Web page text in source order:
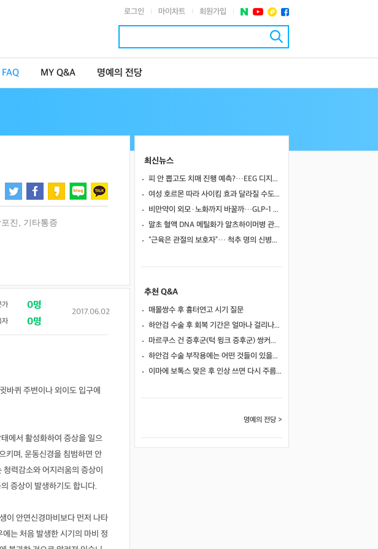
로그인 마이차트 회원가입
FAQ MY Q&A 명예의 전당
진 기타통증
가 0명
자 0명
2017.06.02
바퀴 주변이나 외이도 입구에
에서 활성화하여 증상을 일으
키며, 운동신경을 침범하면 안
력감소와 어지러움의 증상이
증상이 발생하기도 합니다.
이 안면신경마비보다 먼저 나타
는 처음 발생한 시기의 마비 정
최신뉴스
피 안 뽑고도 치매 진행 예측?…EEG 디지털 트윈, 기존 바이오마커만큼 정확했다
여성 호르몬 따라 사이킴 효과 달라질 수도…에스트로겐·프로게스테론이 약효·부작용 변동에 관여할 가능성
비만약이 외모·노화까지 바꿀까…GLP-1 계열의 60~80% 간지방 감소
말초 혈액 DNA 메틸화가 알츠하이머병 관련 뇌영상·인지 지표와 연관될까
“근육은 관절의 보호자”… 척추 명의 신병준 교수가 말하는 하체 근육의 힘 [평생운동연구소]
추천 Q&A
매몰쌍수 후 흉터연고 시기 질문
하안검 수술 후 회복 기간은 얼마나 걸리나요?
마르쿠스 건 증후군(턱 윙크 증후군) 쌍커풀 수술 가능 여부
하안검 수술 부작용에는 어떤 것들이 있을까요?
이마에 보톡스 맞은 후 인상 쓰면 다시 주름이 생길까요?
명예의 전당 >